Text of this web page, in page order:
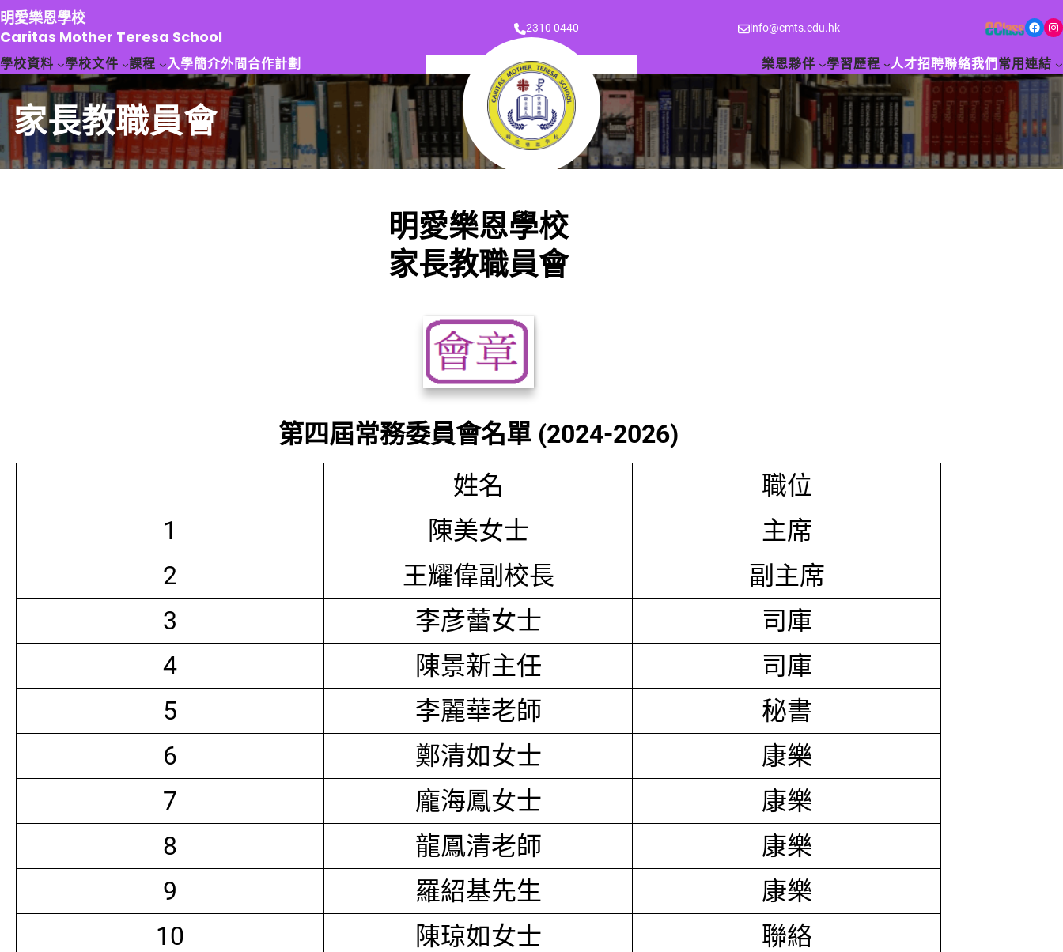
跳
至
主
要
容
明愛樂恩學校
Caritas Mother Teresa School
2310 0440 info@cmts.edu.hk Facebook Instagram
學校資料 學校文件 課程 入學簡介外間合作計劃 樂恩夥伴 學習歷程 人才招聘聯絡我們 常用連結
家長教職員會
明愛樂恩學校
家長教職員會
第四屆常務委員會名單 (2024-2026)
姓名
職位
1
陳美女士
主席
2
王耀偉副校長
副主席
3
李彦蕾女士
司庫
4
陳景新主任
司庫
5
李麗華老師
秘書
6
鄭清如女士
康樂
7
龐海鳳女士
康樂
8
龍鳳清老師
康樂
9
羅紹基先生
康樂
10
陳琼如女士
聯絡